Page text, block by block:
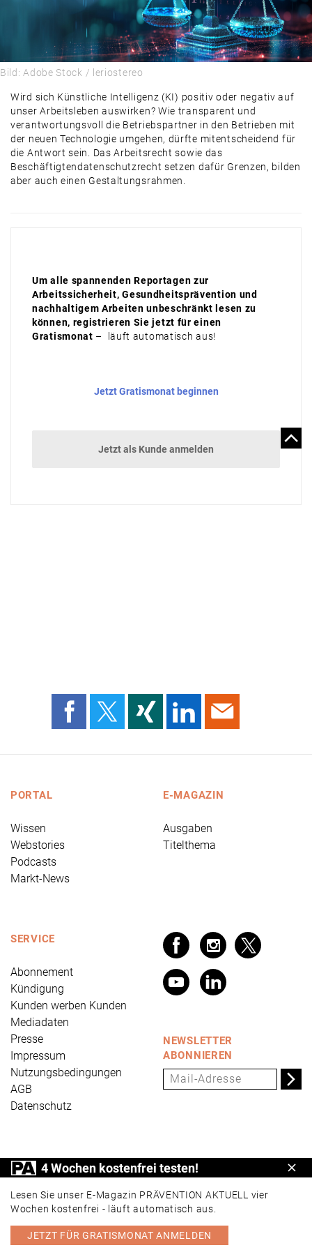
PRODUKTE & MÄRKTE
AUSBLICK
Bild: Adobe Stock / leriostereo
Wird sich Künstliche Intelligenz (KI) positiv oder negativ auf
unser Arbeitsleben auswirken? Wie transparent und
verantwortungsvoll die Betriebspartner in den Betrieben mit
der neuen Technologie umgehen, dürfte mitentscheidend für
die Antwort sein. Das Arbeitsrecht sowie das
Beschäftigtendatenschutzrecht setzen dafür Grenzen, bilden
aber auch einen Gestaltungsrahmen.
Um alle spannenden Reportagen zur
Arbeitssicherheit, Gesundheitsprävention und
nachhaltigem Arbeiten unbeschränkt lesen zu
können, registrieren Sie jetzt für einen
Gratismonat – läuft automatisch aus!
Jetzt Gratismonat beginnen
Jetzt als Kunde anmelden
PORTAL
Wissen
Webstories
Podcasts
Markt-News
E-MAGAZIN
Ausgaben
Titelthema
SERVICE
Abonnement
Kündigung
Kunden werben Kunden
Mediadaten
Presse
Impressum
Nutzungsbedingungen
AGB
Datenschutz
NEWSLETTER
ABONNIEREN
PRÄVENTION AKTUELL ist ein Produkt der Universum
Verlag GmbH, Wettinerstraße 3-5, 65189 Wiesbaden,
www.universum.de,info@universum.de
PORTAL E-MAGAZIN
4 Wochen kostenfrei testen!
Lesen Sie unser E-Magazin PRÄVENTION AKTUELL vier
Wochen kostenfrei - läuft automatisch aus.
JETZT FÜR GRATISMONAT ANMELDEN